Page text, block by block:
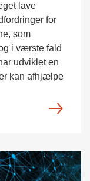
lave
for
som
i værste fald
udviklet en
kan afhjælpe